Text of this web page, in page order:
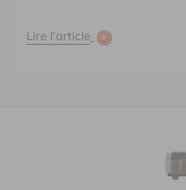
Lire l’article